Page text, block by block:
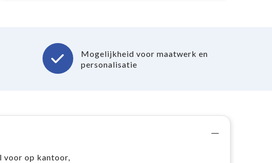
Mogelijkheid voor maatwerk en
personalisatie
voor op kantoor,